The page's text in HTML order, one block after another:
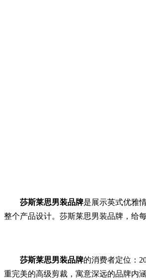
莎斯莱思男装品牌是展示英式优雅
整个产品设计。莎斯莱思男装品牌，给
莎斯莱思男装品牌的消费者定位：
重完美的高级剪裁，寓意深远的品牌内